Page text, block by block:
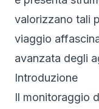
valorizzano tali
viaggio
avanzata degli
Introduzione
Il monitoraggio